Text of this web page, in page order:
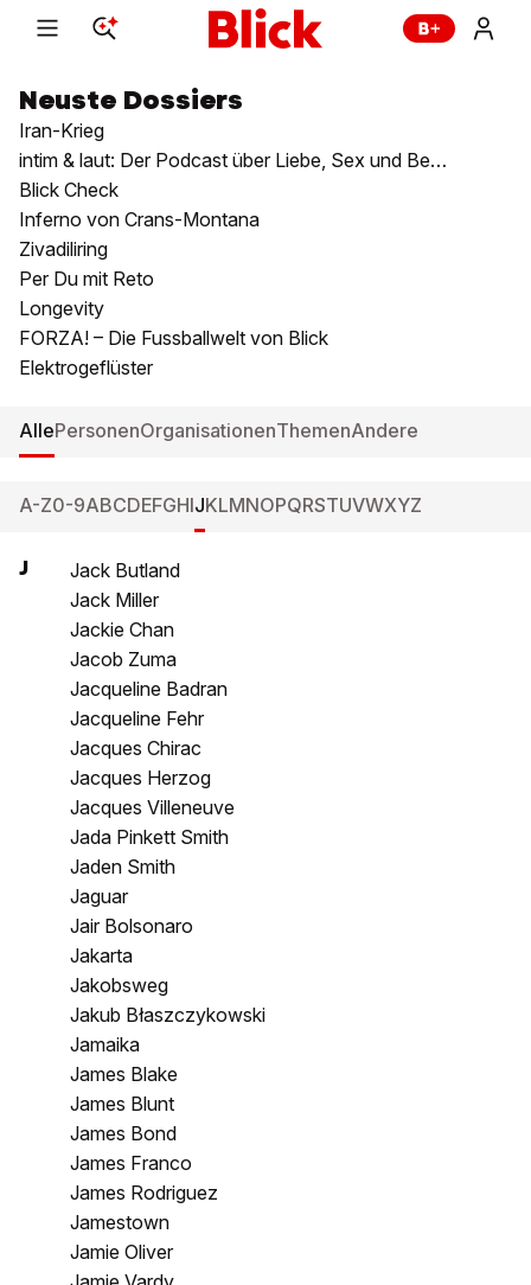
Neuste Dossiers
Iran-Krieg
intim & laut: Der Podcast über Liebe, Sex und Beziehungen
Blick Check
Inferno von Crans-Montana
Zivadiliring
Per Du mit Reto
Longevity
FORZA! – Die Fussballwelt von Blick
Elektrogeflüster
AllePersonenOrganisationenThemenAndere
A-Z0-9ABCDEFGHIJKLMNOPQRSTUVWXYZ
J
Jack Butland
Jack Miller
Jackie Chan
Jacob Zuma
Jacqueline Badran
Jacqueline Fehr
Jacques Chirac
Jacques Herzog
Jacques Villeneuve
Jada Pinkett Smith
Jaden Smith
Jaguar
Jair Bolsonaro
Jakarta
Jakobsweg
Jakub Błaszczykowski
Jamaika
James Blake
James Blunt
James Bond
James Franco
James Rodriguez
Jamestown
Jamie Oliver